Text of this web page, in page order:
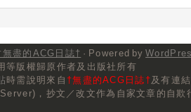
無盡的ACG日誌† · Powered by
等版權歸原作者及出版社所有
時需說明來自 †無盡的ACG日誌†及有連
，抄文／改文作為自家文章的自欺